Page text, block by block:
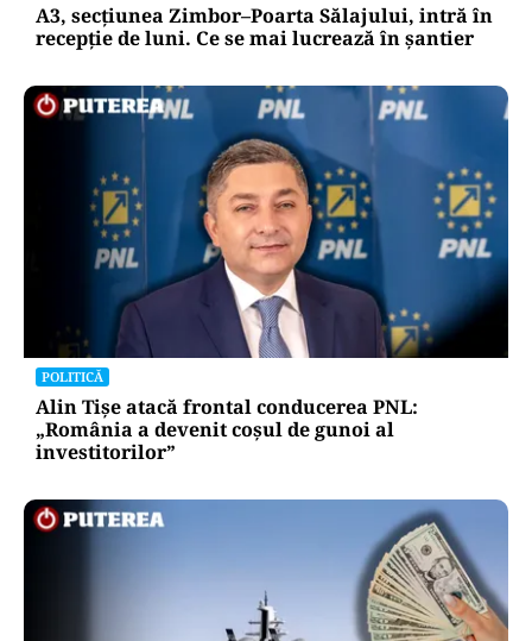
A3, secțiunea Zimbor–Poarta Sălajului, intră în
recepție de luni. Ce se mai lucrează în șantier
POLITICĂ
Alin Tișe atacă frontal conducerea PNL:
„România a devenit coșul de gunoi al
investitorilor”